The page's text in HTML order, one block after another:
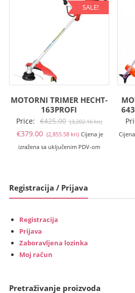
SALE!
MOTORNI TRIMER HECHT-
163PROFI
Price: €425.00 (3,202.16 kn)Izvorna
cijena
kn).
€379.00 (2,855.58 kn)Trenutna
cijena
kn).
Cijena je
izražena sa uključenim PDV-om
Registracija / Prijava
Registracija
Prijava
Zaboravljena lozinka
Moj račun
Pretraživanje proizvoda